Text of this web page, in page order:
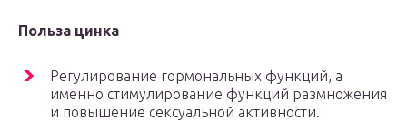
Польза цинка
Регулирование гормональных функций, а
именно стимулирование функций размножения
и повышение сексуальной активности.